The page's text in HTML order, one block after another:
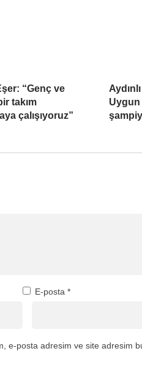
“Genç ve
takım
çalışıyoruz”
E-posta *
e-posta adresim ve site adresim